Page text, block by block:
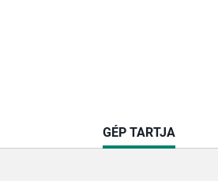
CURRENT
TAB:
GÉP TARTJA